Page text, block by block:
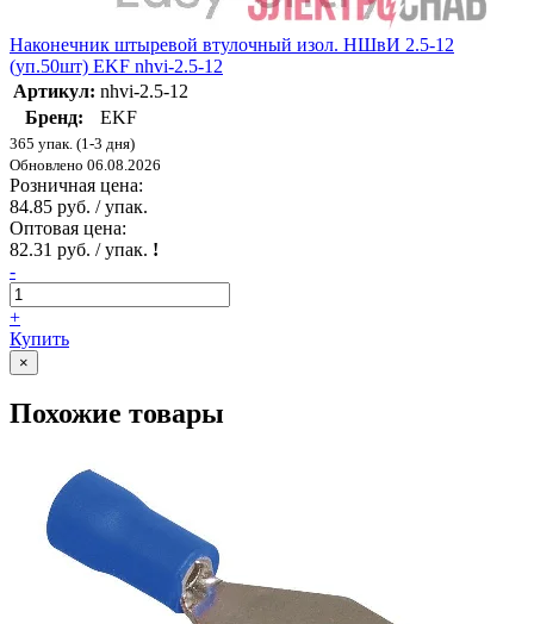
Наконечник штыревой втулочный изол. НШвИ 2.5-12
(уп.50шт) EKF nhvi-2.5-12
Артикул: nhvi-2.5-12
Бренд:
EKF
365 упак. (1-3 дня)
Обновлено 06.08.2026
Розничная цена:
84.85 руб. / упак.
Оптовая цена:
82.31 руб. / упак. !
-
+
Купить
×
Похожие товары